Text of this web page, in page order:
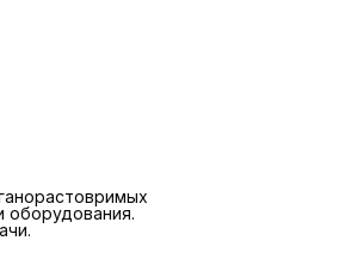
оборудования.